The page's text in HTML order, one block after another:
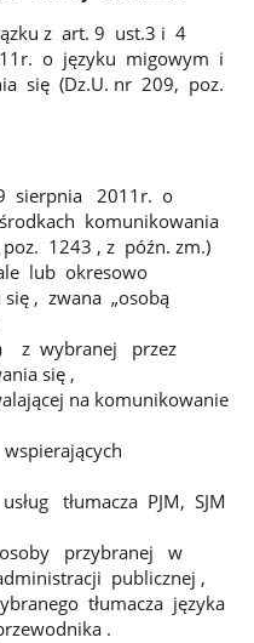
z art. 9 ust.3 i 4
o języku migowym i
się (Dz.U. nr 209, poz.
sierpnia 2011r. o
komunikowania
1243 , z późn. zm.)
lub okresowo
, zwana „osobą
z wybranej przez
się ,
na komunikowanie
tłumacza PJM, SJM
przybranej w
publicznej ,
tłumacza języka
.